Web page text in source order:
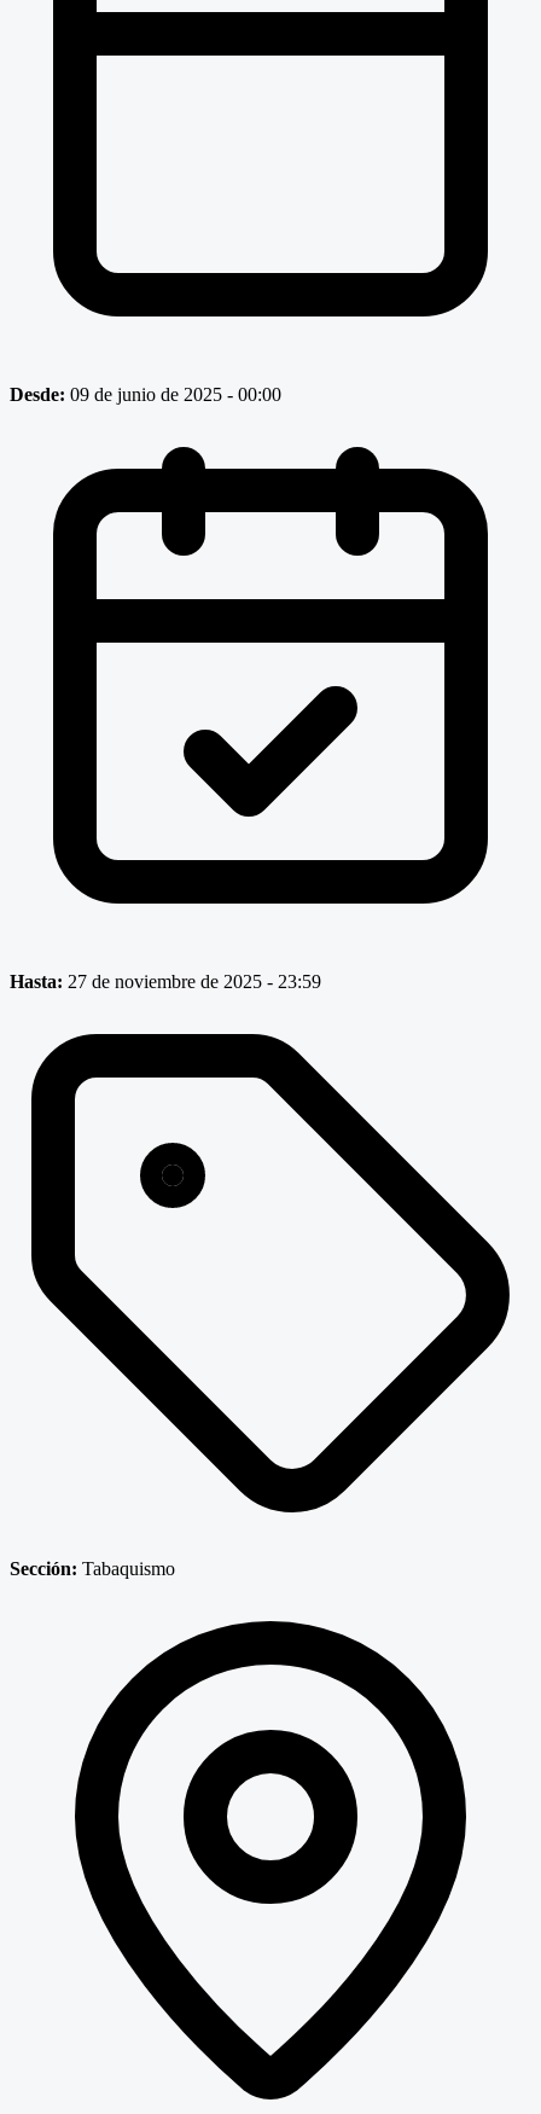
Desde: 09 de junio de 2025 - 00:00
Hasta: 27 de noviembre de 2025 - 23:59
Sección: Tabaquismo